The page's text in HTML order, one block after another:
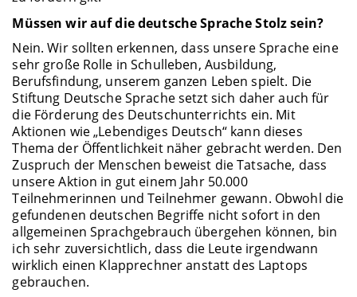
Müssen wir auf die deutsche Sprache Stolz sein?
Nein. Wir sollten erkennen, dass unsere Sprache eine
sehr große Rolle in Schulleben, Ausbildung,
Berufsfindung, unserem ganzen Leben spielt. Die
Stiftung Deutsche Sprache setzt sich daher auch für
die Förderung des Deutschunterrichts ein. Mit
Aktionen wie „Lebendiges Deutsch“ kann dieses
Thema der Öffentlichkeit näher gebracht werden. Den
Zuspruch der Menschen beweist die Tatsache, dass
unsere Aktion in gut einem Jahr 50.000
Teilnehmerinnen und Teilnehmer gewann. Obwohl die
gefundenen deutschen Begriffe nicht sofort in den
allgemeinen Sprachgebrauch übergehen können, bin
ich sehr zuversichtlich, dass die Leute irgendwann
wirklich einen Klapprechner anstatt des Laptops
gebrauchen.